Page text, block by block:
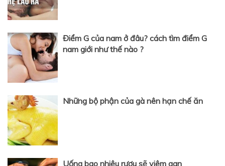
Điểm G của nam ở đâu? cách tìm điểm G
nam giới như thế nào ?
Những bộ phận của gà nên hạn chế ăn
Uống bao nhiêu rượu sẽ viêm gan